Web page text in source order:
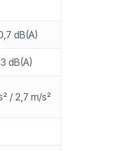
dB(A)
dB(A)
/ 2,7 m/s²